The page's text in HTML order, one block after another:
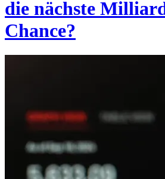
die nächste
Chance?